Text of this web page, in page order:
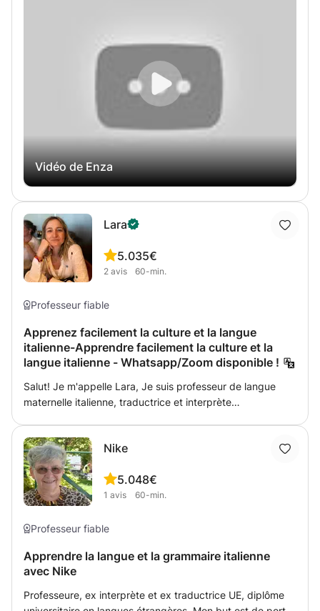
Vidéo de Enza
Lara
5.0
2 avis
35€
60-min.
Professeur fiable
Apprenez facilement la culture et la langue
italienne-Apprendre facilement la culture et la
langue italienne - Whatsapp/Zoom disponible !
Salut! Je m'appelle Lara, Je suis professeur de langue
maternelle italienne, traductrice et interprète
connaissance approfondie de la grammaire italienne et
des méthodes pédagogiques au cours d'expériences
professionnelles passées et actuelles dans l'enseignement
des langues (écoles de langues en Italie et en Belgique).
(CILS, CELI). Je travaille avec des ressources interactives
pour aider les élèves à apprendre facilement et de
manière amusante. Ma méthode d'enseignement est
hautement personnalisée, suivant les demandes et les
exigences des étudiants. J'aime leur faire découvrir
Nike
5.0
1 avis
48€
60-min.
Professeur fiable
Apprendre la langue et la grammaire italienne
avec Nike
Professeure, ex interprète et ex traductrice UE, diplôme